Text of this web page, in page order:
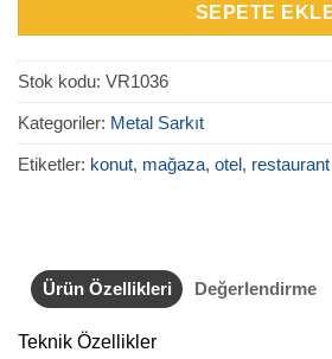
SEPETE
Stok kodu: VR1036
Kategoriler: Metal Sarkıt
Etiketler: konut, mağaza, otel,
Ürün Özellikleri Değerlendirme
Teknik Özellikler